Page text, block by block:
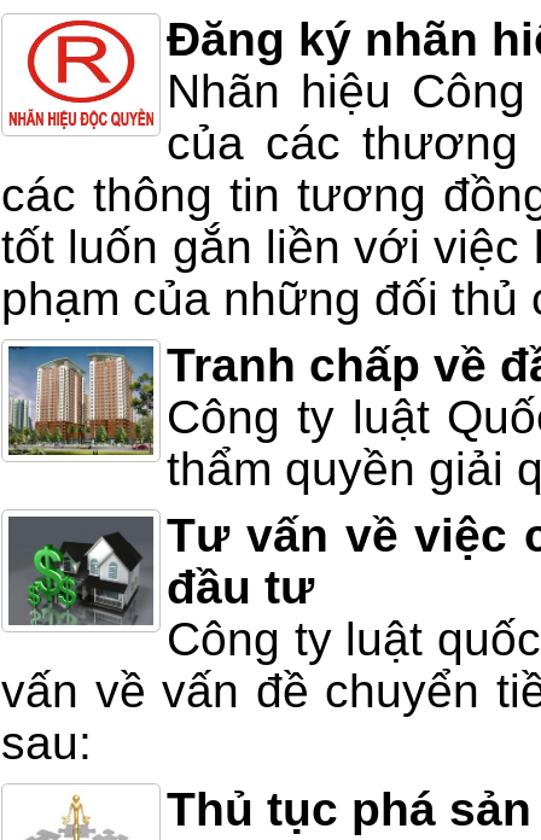
Đăng ký nhãn
Nhãn hiệu
của các thương
các thông tin tương
tốt luốn gắn liền với việc
phạm của những đối thủ
Tranh chấp về
Công ty luật
thẩm quyền giải
Tư vấn về việc
đầu tư
Công ty luật
vấn về vấn đề chuyển
sau:
Thủ tục phá